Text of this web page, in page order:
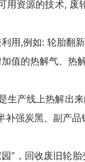
用资源的技术,
用,例如: 轮胎翻
值的热解气、热
生产线上热解出
强炭黑、副产品
”，回收废旧轮